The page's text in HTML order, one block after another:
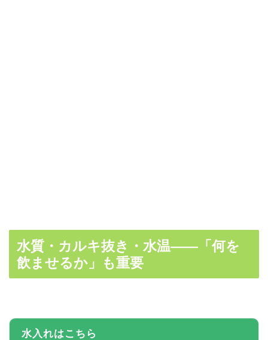
水質・カルキ抜き・水温——「何を
飲ませるか」も重要
水入れはこちら